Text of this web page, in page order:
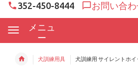
352-450-8444 お問い合
メニュ
ー
犬訓練用具 犬訓練用 サイレントホイ